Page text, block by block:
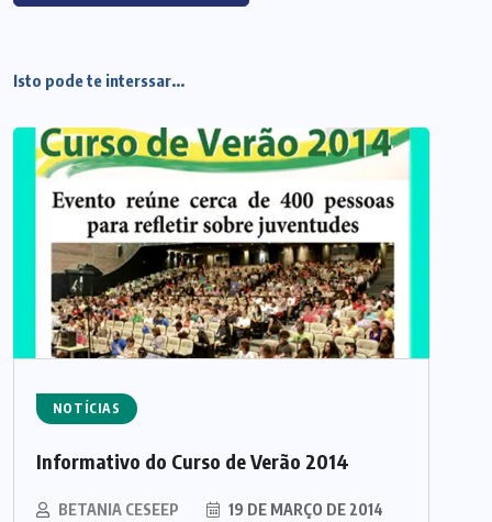
Isto pode te interssar...
NOTÍCIAS
Informativo do Curso de Verão 2014
BETANIA CESEEP 19 DE MARÇO DE 2014